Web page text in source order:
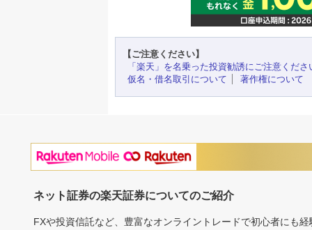
【ご注意ください】
「楽天」を名乗った投資勧誘にご注意くださ
仮名・借名取引について
著作権について
ネット証券の楽天証券についてのご紹介
FXや投資信託など、豊富なオンライントレードで初心者にも